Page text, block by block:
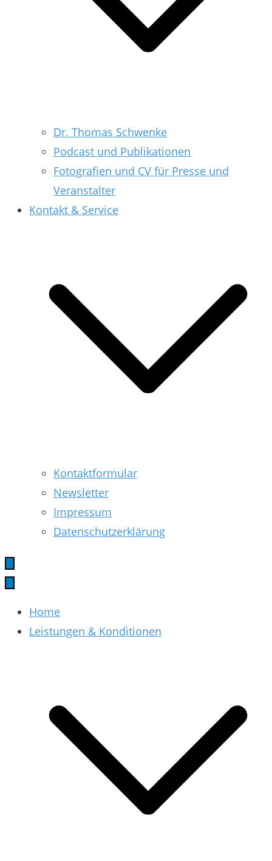
Dr. Thomas Schwenke
Podcast und Publikationen
Fotografien und CV für Presse und
Veranstalter
Kontakt & Service
Kontaktformular
Newsletter
Impressum
Datenschutzerklärung
Home
Leistungen & Konditionen